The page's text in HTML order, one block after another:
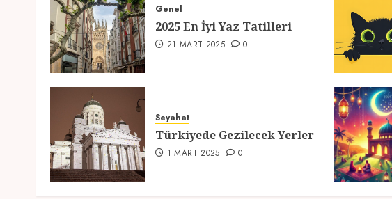
Genel
2025 En İyi Yaz Tatilleri
21 MART 2025 0
Seyahat
Türkiyede Gezilecek Yerler
1 MART 2025 0